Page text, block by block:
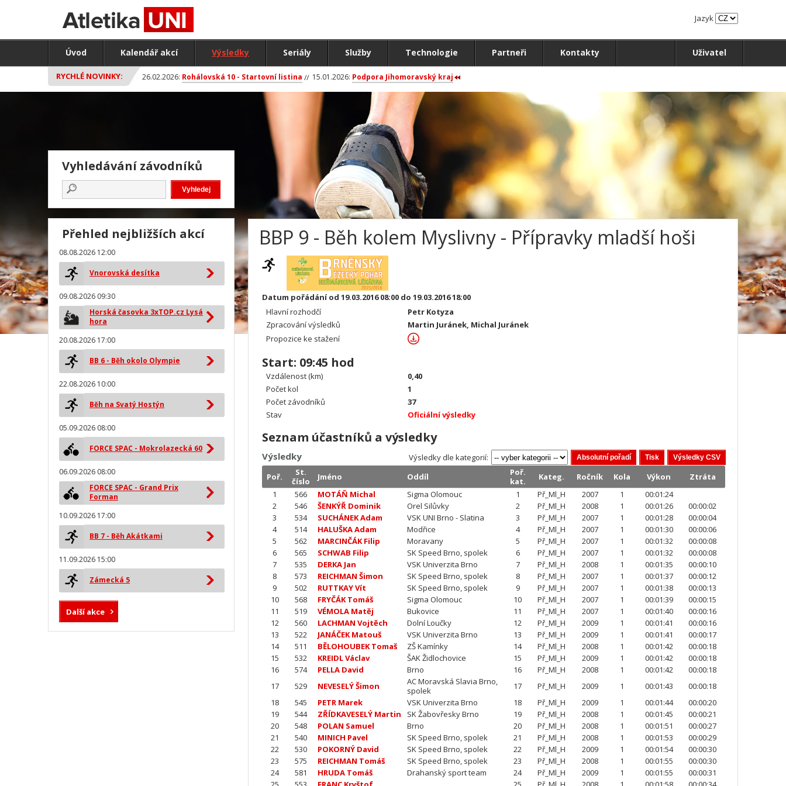
Jazyk
Úvod Kalendář akcí Výsledky Seriály Služby Technologie Partneři Kontakty Uživatel
RYCHLÉ NOVINKY: 26.02.2026: Rohálovská 10 - Startovní listina 15.01.2026: Podpora Jihomoravský kraj
BBP 9 - Běh kolem Myslivny - Přípravky mladší hoši
Datum pořádání od 19.03.2016 08:00 do 19.03.2016 18:00
Hlavní rozhodčí
Petr Kotyza
Zpracování výsledků
Martin Juránek, Michal Juránek
Propozice ke stažení
Start: 09:45 hod
Vzdálenost (km)
0,40
Počet kol
1
Počet závodníků
37
Stav
Oficiální výsledky
Seznam účastníků a výsledky
Výsledky
Výsledky dle kategorií:
Poř.
St.
číslo
Jméno Oddíl
Poř.
kat.
Kateg. Ročník Kola Výkon
Ztráta
1
566 MOTÁŇ Michal Sigma Olomouc 1 Př_Ml_H 2007 1
00:01:24
2
546 ŠENKÝŘ Dominik Orel Silůvky 2 Př_Ml_H 2008 1 00:01:26
00:00:02
3
534 SUCHÁNEK Adam VSK UNI Brno - Slatina 3 Př_Ml_H 2007 1 00:01:28
00:00:04
4
514 HALUŠKA Adam Modřice 4 Př_Ml_H 2007 1 00:01:30
00:00:06
5
562 MARCINČÁK Filip Moravany 5 Př_Ml_H 2007 1 00:01:32
00:00:08
6
565 SCHWAB Filip SK Speed Brno, spolek 6 Př_Ml_H 2007 1 00:01:32
00:00:08
7
535 DERKA Jan VSK Univerzita Brno 7 Př_Ml_H 2008 1 00:01:35
00:00:10
8
573 REICHMAN Šimon SK Speed Brno, spolek 8 Př_Ml_H 2007 1 00:01:37
00:00:12
9
502 RUTTKAY Vít SK Speed Brno, spolek 9 Př_Ml_H 2007 1 00:01:38
00:00:13
10
568 FRYČÁK Tomáš Sigma Olomouc 10 Př_Ml_H 2007 1 00:01:39
00:00:15
11
519 VÉMOLA Matěj Bukovice 11 Př_Ml_H 2007 1 00:01:40
00:00:16
12
560 LACHMAN Vojtěch Dolní Loučky 12 Př_Ml_H 2009 1 00:01:41
00:00:16
13
522 JANÁČEK Matouš VSK Univerzita Brno 13 Př_Ml_H 2009 1 00:01:41
00:00:17
14
511 BĚLOHOUBEK Tomaš ZŠ Kamínky 14 Př_Ml_H 2008 1 00:01:42
00:00:18
15
532 KREIDL Václav ŠAK Židlochovice 15 Př_Ml_H 2009 1 00:01:42
00:00:18
16
574 PELLA David Brno 16 Př_Ml_H 2008 1 00:01:42
00:00:18
17
529 NEVESELÝ Šimon
AC Moravská Slavia Brno,
spolek
17 Př_Ml_H 2009 1 00:01:43
00:00:18
18
545 PETR Marek VSK Univerzita Brno 18 Př_Ml_H 2009 1 00:01:44
00:00:20
19
544 ZŘÍDKAVESELÝ Martin SK Žabovřesky Brno 19 Př_Ml_H 2008 1 00:01:45
00:00:21
20
548 POLAN Samuel Brno 20 Př_Ml_H 2008 1 00:01:51
00:00:27
21
540 MINICH Pavel SK Speed Brno, spolek 21 Př_Ml_H 2008 1 00:01:53
00:00:29
22
530 POKORNÝ David SK Speed Brno, spolek 22 Př_Ml_H 2009 1 00:01:54
00:00:30
23
575 REICHMAN Tomáš SK Speed Brno, spolek 23 Př_Ml_H 2008 1 00:01:55
00:00:30
24
581 HRUDA Tomáš Drahanský sport team 24 Př_Ml_H 2009 1 00:01:55
00:00:31
Vyhledávání závodníků
Přehled nejbližších akcí
08.08.2026 12:00
Vnorovská desítka
09.08.2026 09:30
Horská časovka 3xTOP.cz Lysá
hora
20.08.2026 17:00
BB 6 - Běh okolo Olympie
22.08.2026 10:00
Běh na Svatý Hostýn
05.09.2026 08:00
FORCE SPAC - Mokrolazecká 60
06.09.2026 08:00
FORCE SPAC - Grand Prix
Forman
10.09.2026 17:00
BB 7 - Běh Akátkami
11.09.2026 15:00
Zámecká 5
Další akce